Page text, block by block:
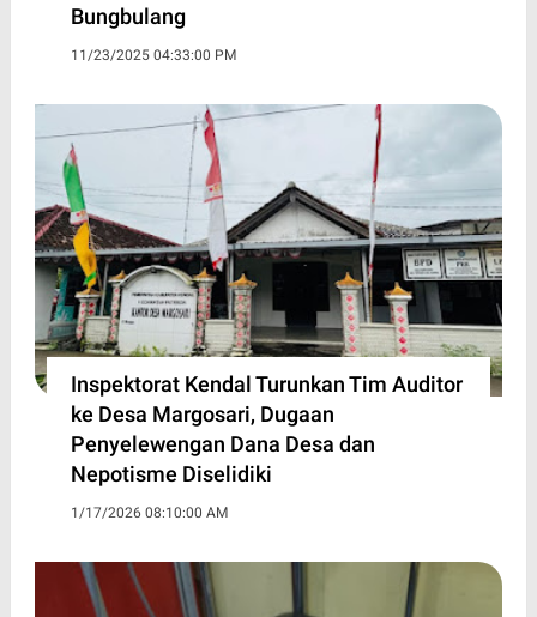
Bungbulang
11/23/2025 04:33:00 PM
Inspektorat Kendal Turunkan Tim Auditor
ke Desa Margosari, Dugaan
Penyelewengan Dana Desa dan
Nepotisme Diselidiki
1/17/2026 08:10:00 AM